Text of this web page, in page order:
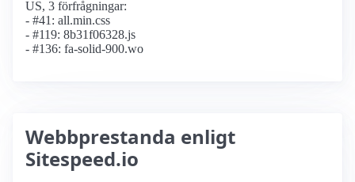
US, 3 förfrågningar:
- #41: all.min.css
- #119: 8b31f06328.js
- #136: fa-solid-900.wo
Webbprestanda enligt
Sitespeed.io